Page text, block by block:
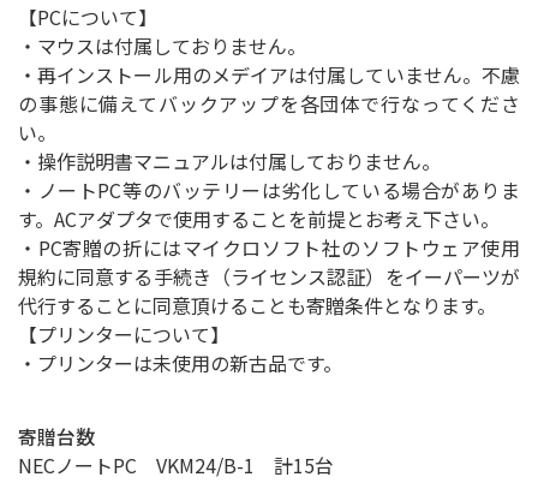
【PCについて】
・マウスは付属しておりません。
・再インストール用のメデイアは付属していません。不慮
の事態に備えてバックアップを各団体で行なってくださ
い。
・操作説明書マニュアルは付属しておりません。
・ノートPC等のバッテリーは劣化している場合がありま
す。ACアダプタで使用することを前提とお考え下さい。
・PC寄贈の折にはマイクロソフト社のソフトウェア使用
規約に同意する手続き（ライセンス認証）をイーパーツが
代行することに同意頂けることも寄贈条件となります。
【プリンターについて】
・プリンターは未使用の新古品です。
寄贈台数
NECノートPC VKM24/B-1 計15台